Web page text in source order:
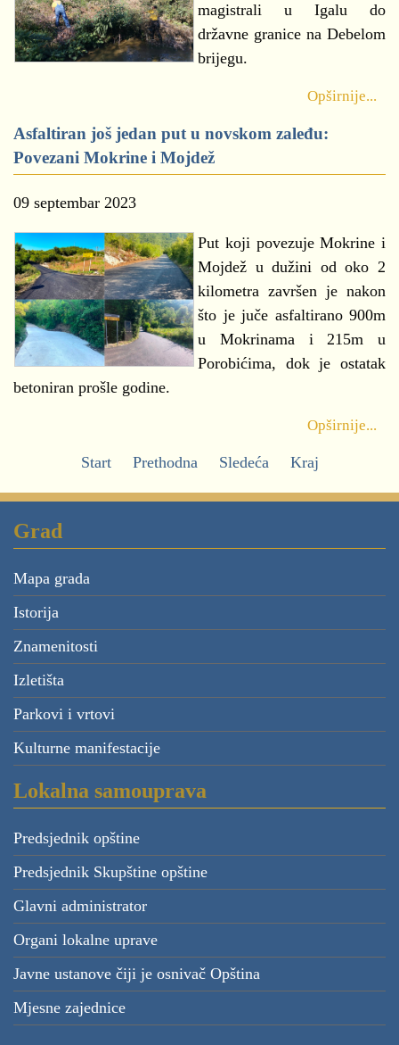
magistrali u Igalu do
državne granice na Debelom
brijegu.
Opširnije...
Asfaltiran još jedan put u novskom zaleđu:
Povezani Mokrine i Mojdež
09 septembar 2023
Put koji povezuje Mokrine i
Mojdež u dužini od oko 2
kilometra završen je nakon
što je juče asfaltirano 900m
u Mokrinama i 215m u
Porobićima, dok je ostatak
betoniran prošle godine.
Opširnije...
Start Prethodna Sledeća Kraj
Grad
Mapa grada
Istorija
Znamenitosti
Izletišta
Parkovi i vrtovi
Kulturne manifestacije
Lokalna samouprava
Predsjednik opštine
Predsjednik Skupštine opštine
Glavni administrator
Organi lokalne uprave
Javne ustanove čiji je osnivač Opština
Mjesne zajednice